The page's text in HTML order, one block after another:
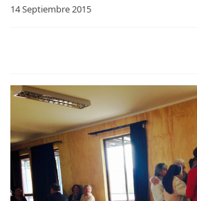
14 Septiembre 2015